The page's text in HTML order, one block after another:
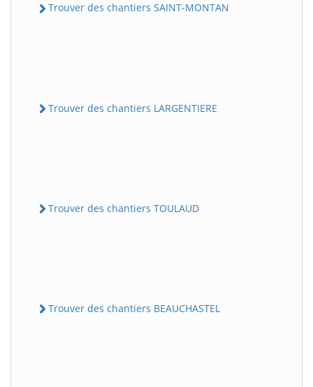
Trouver des chantiers SAINT-MONTAN
Trouver des chantiers LARGENTIERE
Trouver des chantiers TOULAUD
Trouver des chantiers BEAUCHASTEL